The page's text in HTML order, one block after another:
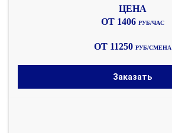
ОТ 1406 РУБ/ЧАС
ОТ 11250 РУБ/СМЕНА
Заказать